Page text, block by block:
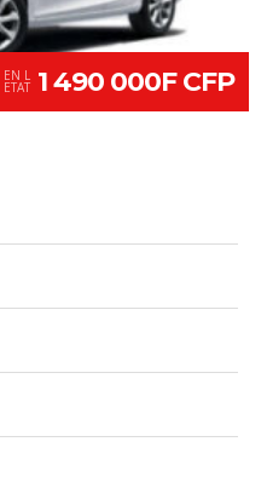
EN L
ETAT 1 490 000F CFP